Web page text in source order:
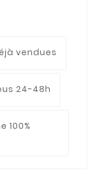
vendues
24-48h
100%